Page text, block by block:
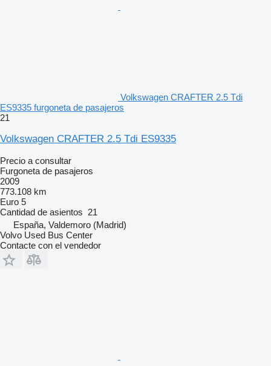
Volkswagen CRAFTER 2.5 Tdi
ES9335 furgoneta de pasajeros
21
Volkswagen CRAFTER 2.5 Tdi ES9335
Precio a consultar
Furgoneta de pasajeros
2009
773.108 km
Euro 5
Cantidad de asientos 21
España, Valdemoro (Madrid)
Volvo Used Bus Center
Contacte con el vendedor